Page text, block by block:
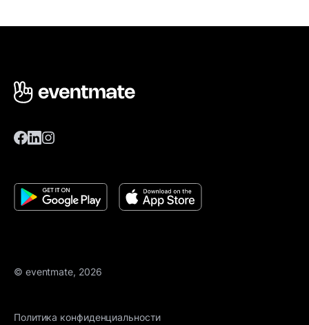
© eventmate, 2026
Политика конфиденциальности